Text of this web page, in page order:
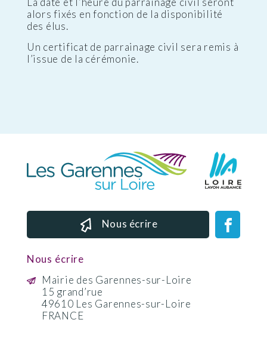
alors fixés en fonction de la disponibilité
des élus.
Un certificat de parrainage civil sera remis à
l’issue de la cérémonie.
Nous écrire
Nous écrire
Mairie des Garennes-sur-Loire
15 grand’rue
49610 Les Garennes-sur-Loire
FRANCE